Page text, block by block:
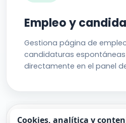
Empleo y
Gestiona página de
candidaturas
directamente en el panel
Cookies, analítica y